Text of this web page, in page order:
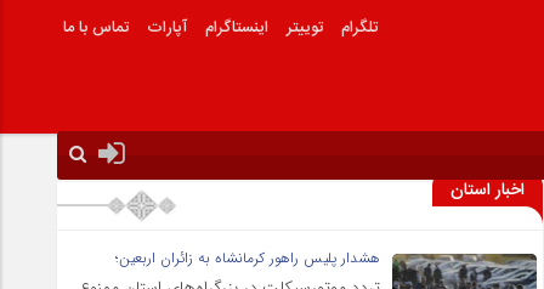
تلگرام توییتر اینستاگرام آپارات تماس با ما
اخبار استان
هشدار پلیس راهور کرمانشاه به زائران اربعین؛